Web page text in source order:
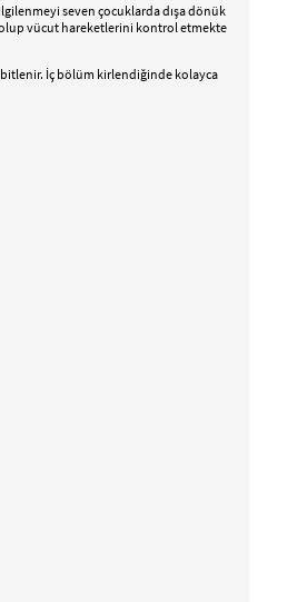
seven çocuklarda dışa dönük
olup vücut hareketlerini kontrol etmekte
İç bölüm kirlendiğinde kolayca